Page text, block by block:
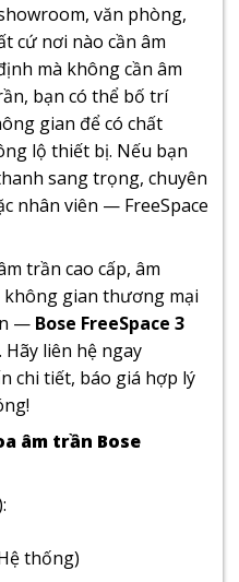
văn phòng,
cứ nơi nào cần âm
mà không cần âm
bạn có thể bố trí
gian để có chất
lộ thiết bị. Nếu bạn
sang trọng, chuyên
nhân viên — FreeSpace
trần cao cấp, âm
gian thương mại
— Bose FreeSpace 3
liên hệ ngay
chi tiết, báo giá hợp lý
âm trần Bose
thống)